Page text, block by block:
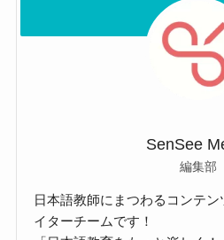
SenSee
編集部
日本語教師にまつわるコンテ
イターチームです！